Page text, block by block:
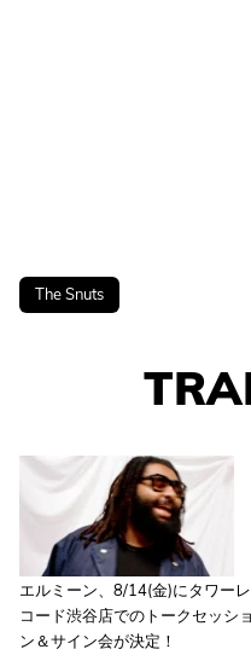
The Snuts
エルミーン、8/14(金)にタワーレ
コード渋谷店でのトークセッショ
ン＆サイン会が決定！